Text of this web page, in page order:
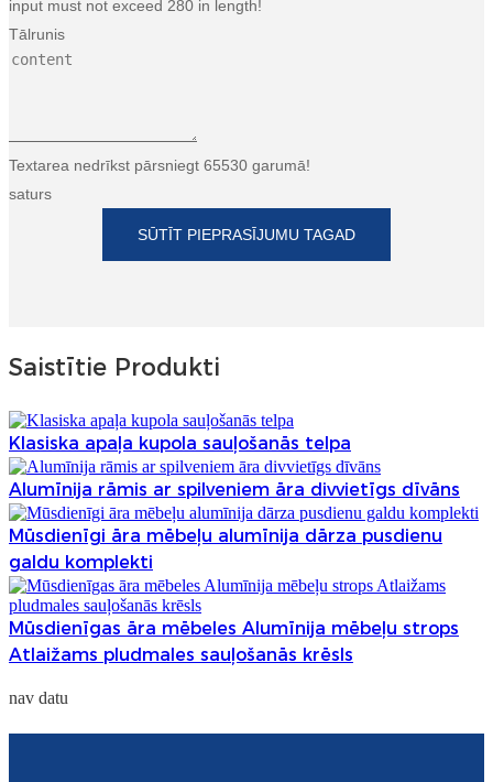
input must not exceed 280 in length!
Tālrunis
Textarea nedrīkst pārsniegt 65530 garumā!
saturs
SŪTĪT PIEPRASĪJUMU TAGAD
Saistītie Produkti
Klasiska apaļa kupola sauļošanās telpa
Alumīnija rāmis ar spilveniem āra divvietīgs dīvāns
Mūsdienīgi āra mēbeļu alumīnija dārza pusdienu
galdu komplekti
Mūsdienīgas āra mēbeles Alumīnija mēbeļu strops
Atlaižams pludmales sauļošanās krēsls
nav datu